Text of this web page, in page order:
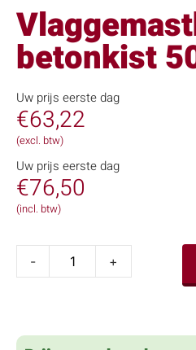
betonkist
Uw prijs eerste dag
€63,22
(excl. btw)
Uw prijs eerste dag
€76,50
(incl. btw)
- +